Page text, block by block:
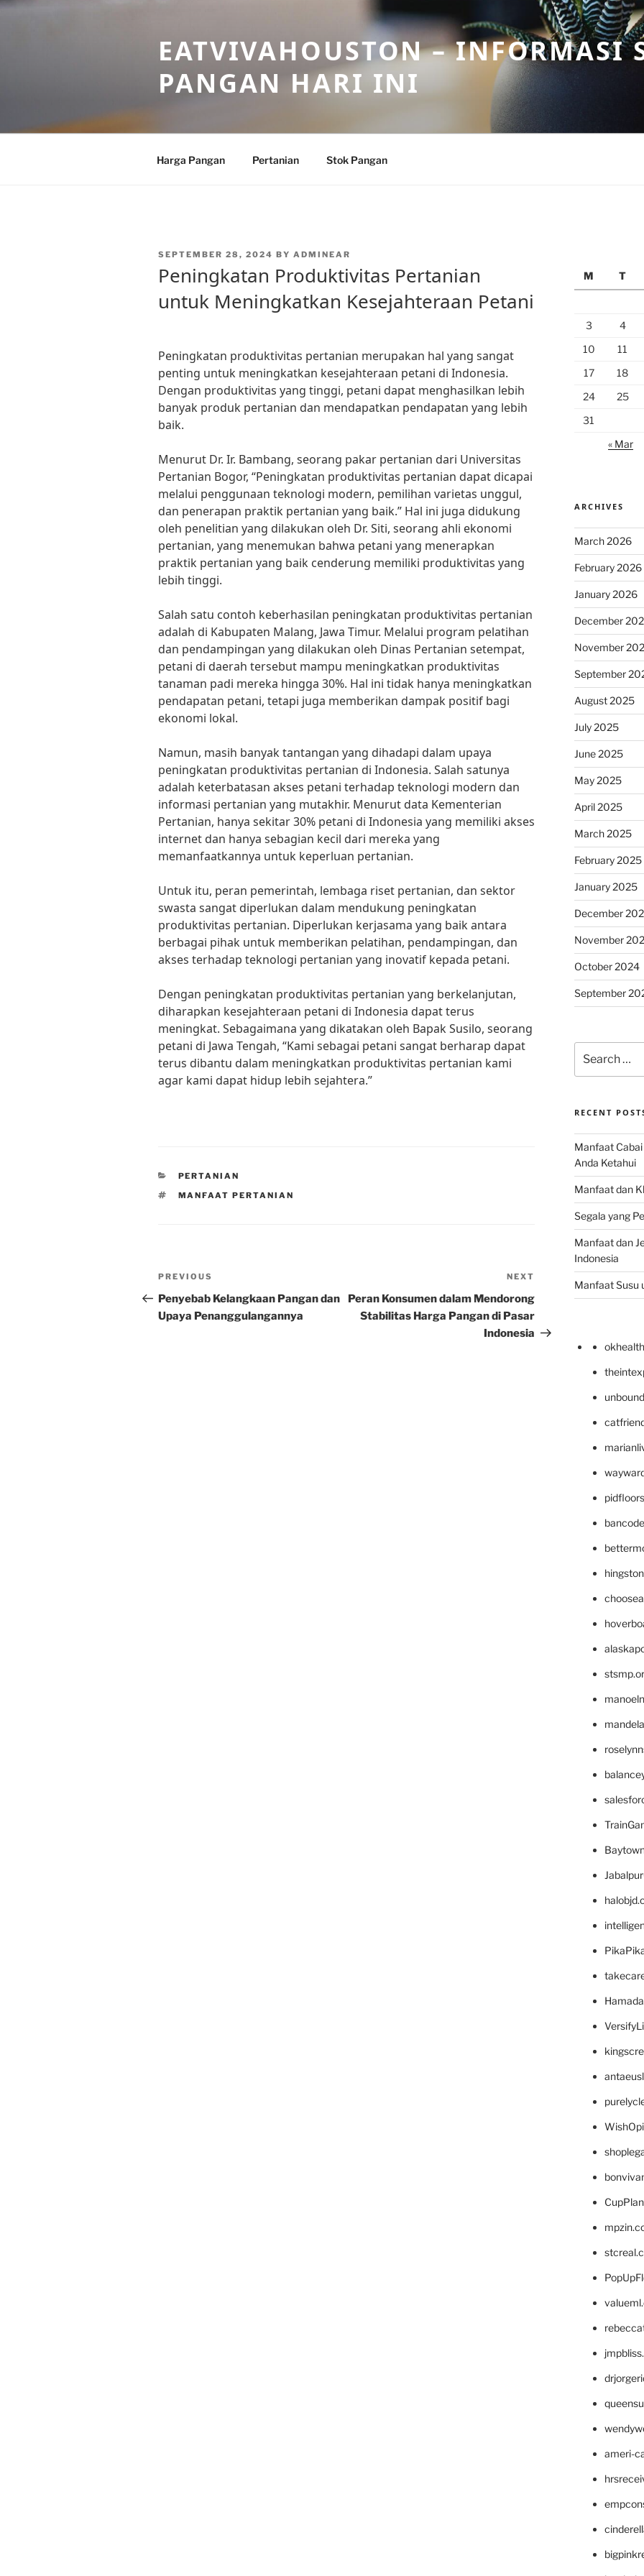
Skip
EATVIVAHOUSTON – INFORMASI
PANGAN HARI INI
Harga Pangan Pertanian Stok Pangan
POSTED
SEPTEMBER 28, 2024 BY ADMINEAR
Peningkatan Produktivitas Pertanian
untuk Meningkatkan Kesejahteraan Petani
Peningkatan produktivitas pertanian merupakan hal yang sangat
penting untuk meningkatkan kesejahteraan petani di Indonesia.
Dengan produktivitas yang tinggi, petani dapat menghasilkan lebih
banyak produk pertanian dan mendapatkan pendapatan yang lebih
baik.
Menurut Dr. Ir. Bambang, seorang pakar pertanian dari Universitas
Pertanian Bogor, “Peningkatan produktivitas pertanian dapat dicapai
melalui penggunaan teknologi modern, pemilihan varietas unggul,
dan penerapan praktik pertanian yang baik.” Hal ini juga didukung
oleh penelitian yang dilakukan oleh Dr. Siti, seorang ahli ekonomi
pertanian, yang menemukan bahwa petani yang menerapkan
praktik pertanian yang baik cenderung memiliki produktivitas yang
lebih tinggi.
Salah satu contoh keberhasilan peningkatan produktivitas pertanian
adalah di Kabupaten Malang, Jawa Timur. Melalui program pelatihan
dan pendampingan yang dilakukan oleh Dinas Pertanian setempat,
petani di daerah tersebut mampu meningkatkan produktivitas
tanaman padi mereka hingga 30%. Hal ini tidak hanya meningkatkan
pendapatan petani, tetapi juga memberikan dampak positif bagi
ekonomi lokal.
Namun, masih banyak tantangan yang dihadapi dalam upaya
peningkatan produktivitas pertanian di Indonesia. Salah satunya
adalah keterbatasan akses petani terhadap teknologi modern dan
informasi pertanian yang mutakhir. Menurut data Kementerian
Pertanian, hanya sekitar 30% petani di Indonesia yang memiliki akses
internet dan hanya sebagian kecil dari mereka yang
memanfaatkannya untuk keperluan pertanian.
Untuk itu, peran pemerintah, lembaga riset pertanian, dan sektor
swasta sangat diperlukan dalam mendukung peningkatan
produktivitas pertanian. Diperlukan kerjasama yang baik antara
berbagai pihak untuk memberikan pelatihan, pendampingan, dan
akses terhadap teknologi pertanian yang inovatif kepada petani.
Dengan peningkatan produktivitas pertanian yang berkelanjutan,
diharapkan kesejahteraan petani di Indonesia dapat terus
meningkat. Sebagaimana yang dikatakan oleh Bapak Susilo, seorang
petani di Jawa Tengah, “Kami sebagai petani sangat berharap dapat
terus dibantu dalam meningkatkan produktivitas pertanian kami
agar kami dapat hidup lebih sejahtera.”
CATEGORIES
PERTANIAN
TAGS
MANFAAT PERTANIAN
Post
navigation
Previous
Post
PREVIOUS
Penyebab Kelangkaan Pangan dan
Upaya Penanggulangannya
Post
NEXT
Peran Konsumen dalam Mendorong
Stabilitas Harga Pangan di Pasar
Indonesia
M
T
3
4
10
11
17
18
24
25
31
« Mar
ARCHIVES
March 2026
February 2026
January 2026
December
November
September
August 2025
July 2025
June 2025
May 2025
April 2025
March 2025
February 2025
January 2025
December
November
October 2024
September
for:
RECENT
Manfaat
Anda Ketahui
Manfaat dan
Segala yang
Manfaat dan
Indonesia
Manfaat Susu
ameri-